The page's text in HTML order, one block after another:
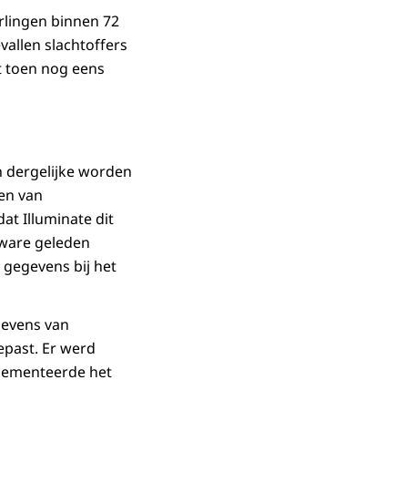
binnen 72
slachtoffers
toen nog eens
dergelijke worden
van
Illuminate dit
geleden
bij het
van
Er werd
het